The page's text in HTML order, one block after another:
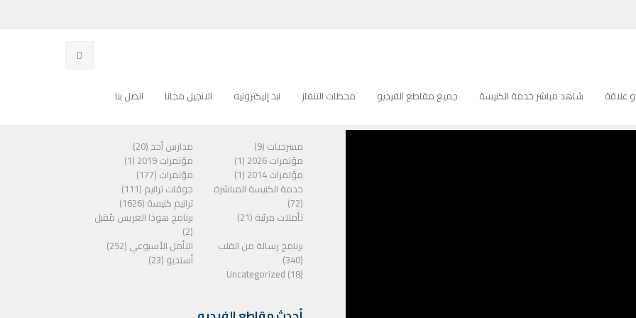
علاقة شاهد مباشر خدمة الكنيسة جميع مقاطع الفيديو محطات التلفاز نبذ إليكترونيه الانجيل مجانا اتصل بنا
Pastor
PASTOR الفئات
مسرحيات (9)
مدارس أحد (20)
مؤتمرات 2026 (1)
مؤتمرات 2019 (1)
مؤتمرات 2014 (1)
مؤتمرات (177)
خدمة الكنيسة المباشرة
(72)
جوقات ترانيم (111)
ترانيم كنيسة (1626)
تأملات مرئية (21)
برنامج هوذا العريس مًقبل
(2)
برنامج رسالة من القلب
(340)
التأمل الأسبوعي (252)
أستديو (23)
Uncategorized (18)